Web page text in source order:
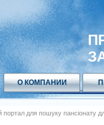
О КОМПАНИИ
для пошуку пансіонату